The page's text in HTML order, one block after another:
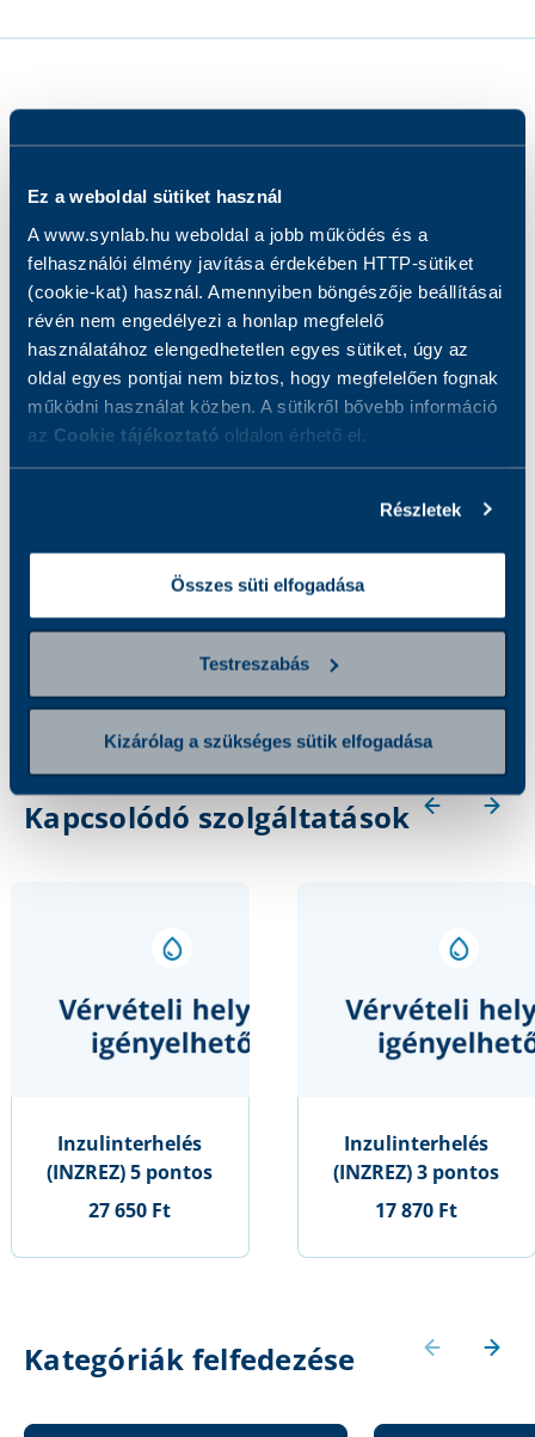
Ez a weboldal sütiket használ
A www.synlab.hu weboldal a jobb működés és a
felhasználói élmény javítása érdekében HTTP-sütiket
(cookie-kat) használ. Amennyiben böngészője beállításai
révén nem engedélyezi a honlap megfelelő
használatához elengedhetetlen egyes sütiket, úgy az
oldal egyes pontjai nem biztos, hogy megfelelően fognak
működni használat közben. A sütikről bővebb információ
az Cookie tájékoztató oldalon érhető el.
Részletek
Összes süti elfogadása
Testreszabás
Kizárólag a szükséges sütik elfogadása
Mit vizsgálunk?
Hogyan készüljön a vizsgálatra?
Eredmények
A vizsgálatról
Mit vizsgálunk?
A vizsgálat során a glükóz és inzulin
koncentrációt határozzuk meg a 0. és 120.
percben.
Kapcsolódó szolgáltatások
Inzulinterhelés
(INZREZ) 5 pontos
27 650 Ft
Inzulinterhelés
(INZREZ) 3 pontos
17 870 Ft
Kategóriák felfedezése